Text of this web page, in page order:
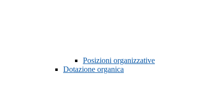
Posizioni organizzative
Dotazione organica